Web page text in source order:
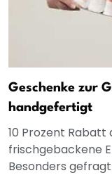
Geschenke zur
handgefertigt
10 Prozent
frischgebackene
Besonders